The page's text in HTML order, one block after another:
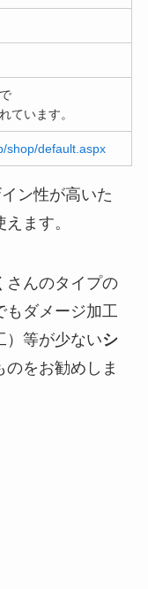
ています。
shop/default.aspx
ン性が高いた
ます。
さんのタイプの
もダメージ加工
）等が少ないシ
のをお勧めしま